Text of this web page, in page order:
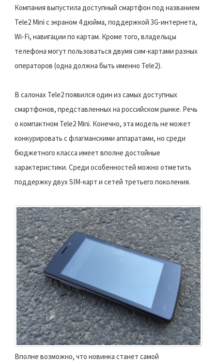
Компания выпустила доступный смартфон под названием
Tele2 Mini с экраном 4 дюйма, поддержкой 3G-интернета,
Wi-Fi, навигации по картам. Кроме того, владельцы
телефона могут пользоваться двумя сим-картами разных
операторов (одна должна быть именно Tele2).
В салонах Tele2 появился один из самых доступных
смартфонов, представленных на российском рынке. Речь
о компактном Tele2 Mini. Конечно, эта модель не может
конкурировать с флагманскими аппаратами, но среди
бюджетного класса имеет вполне достойные
характеристики. Среди особенностей можно отметить
поддержку двух SIM-карт и сетей третьего поколения.
Вполне возможно, что новинка станет самой